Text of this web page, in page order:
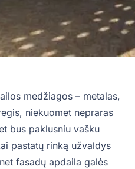
medžiagos – metalas,
niekuomet nepraras
bus paklusniu vašku
pastatų rinką užvaldys
fasadų apdaila galės